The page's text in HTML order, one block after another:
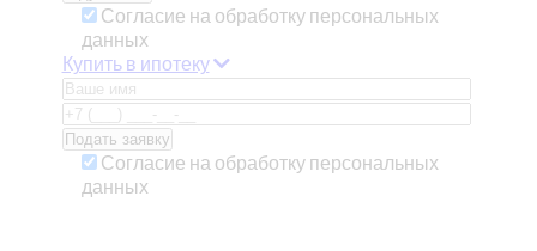
Согласие на обработку персональных
данных
Купить в ипотеку
Согласие на обработку персональных
данных